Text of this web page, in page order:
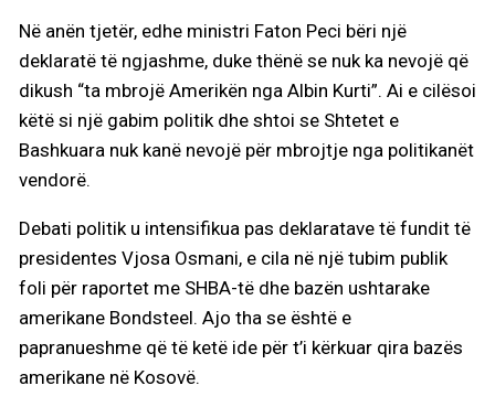
Në anën tjetër, edhe ministri Faton Peci bëri një
deklaratë të ngjashme, duke thënë se nuk ka nevojë që
dikush “ta mbrojë Amerikën nga Albin Kurti”. Ai e cilësoi
këtë si një gabim politik dhe shtoi se Shtetet e
Bashkuara nuk kanë nevojë për mbrojtje nga politikanët
vendorë.
Debati politik u intensifikua pas deklaratave të fundit të
presidentes Vjosa Osmani, e cila në një tubim publik
foli për raportet me SHBA-të dhe bazën ushtarake
amerikane Bondsteel. Ajo tha se është e
papranueshme që të ketë ide për t’i kërkuar qira bazës
amerikane në Kosovë.